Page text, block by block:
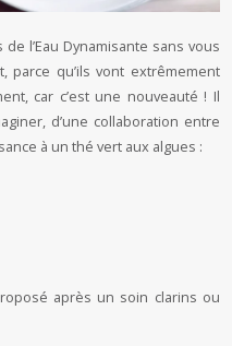
l’Eau Dynamisante sans vous
parce qu’ils vont extrêmement
car c’est une nouveauté ! Il
d’une collaboration entre
à un thé vert aux algues :
après un soin clarins ou